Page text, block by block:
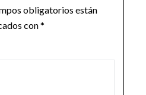
obligatorios están
con*